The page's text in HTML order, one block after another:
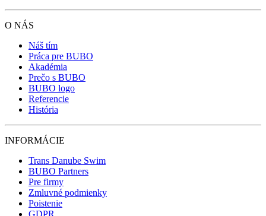
O NÁS
Náš tím
Práca pre BUBO
Akadémia
Prečo s BUBO
BUBO logo
Referencie
História
INFORMÁCIE
Trans Danube Swim
BUBO Partners
Pre firmy
Zmluvné podmienky
Poistenie
GDPR